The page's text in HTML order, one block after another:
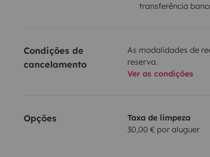
transferência
Condições de
cancelamento
As modalidades de
reserva.
Ver as condições
Opções
Taxa de limpeza
30,00 € por aluguer